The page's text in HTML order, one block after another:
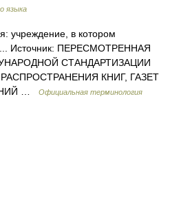
языка
учреждение, в котором
Источник: ПЕРЕСМОТРЕННАЯ
СТАНДАРТИЗАЦИИ
КНИГ, ГАЗЕТ
…
Официальная терминология